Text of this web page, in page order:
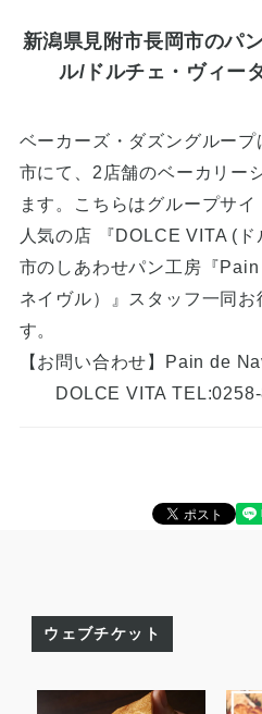
新潟県見附市長岡市のパ
ル/ドルチェ・ヴィー
ベーカーズ・ダズングルー
市にて、2店舗のベーカリー
ます。こちらはグループサ
人気の店 『DOLCE VITA (
市のしあわせパン工房『
ネイヴル）』スタッフ一同お
す。
【お問い合わせ】Pain de
DOLCE VITA TEL:0258-
ウェブチケット